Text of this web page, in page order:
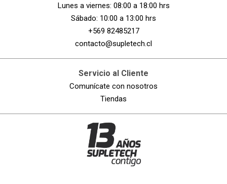
Lunes a viernes: 08:00 a 18:00 hrs
Sábado: 10:00 a 13:00 hrs
+569 82485217
contacto@supletech.cl
Servicio al Cliente
Comunícate con nosotros
Tiendas